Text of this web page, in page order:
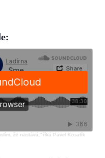
že nastává,“ říká Pavel Kosatík